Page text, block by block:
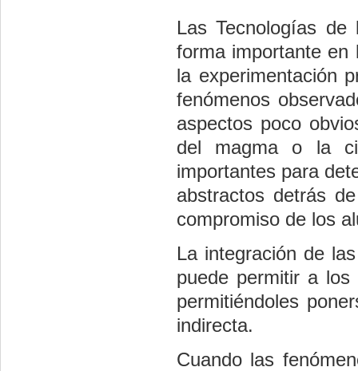
Las Tecnologías
forma importante en
la experimentación
fenómenos
aspectos poco
del magma o la
importantes para
abstractos detrás
compromiso de los
La integración de
puede permitir a los
permitiéndoles
indirecta.
Cuando las